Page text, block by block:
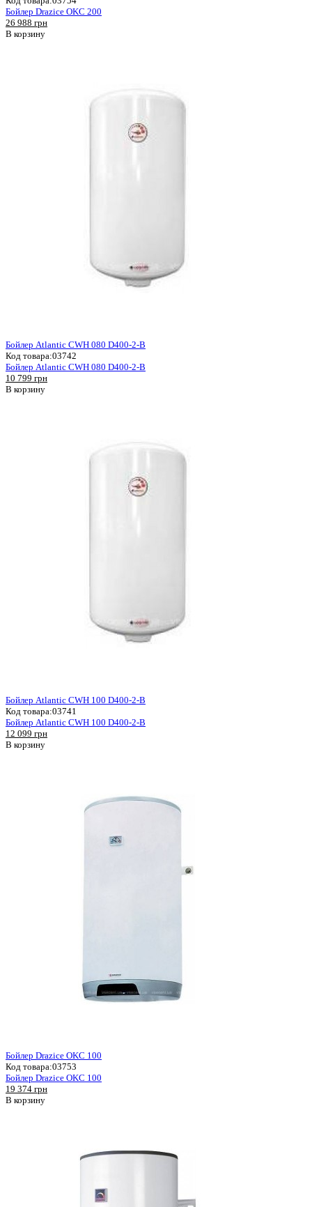
Бойлер Drazice OKC 200
26 988 грн
В корзину
Бойлер Atlantic CWH 080 D400-2-B
Код товара:03742
Бойлер Atlantic CWH 080 D400-2-B
10 799 грн
В корзину
Бойлер Atlantic CWH 100 D400-2-B
Код товара:03741
Бойлер Atlantic CWH 100 D400-2-B
12 099 грн
В корзину
Бойлер Drazice OKC 100
Код товара:03753
Бойлер Drazice OKC 100
19 374 грн
В корзину